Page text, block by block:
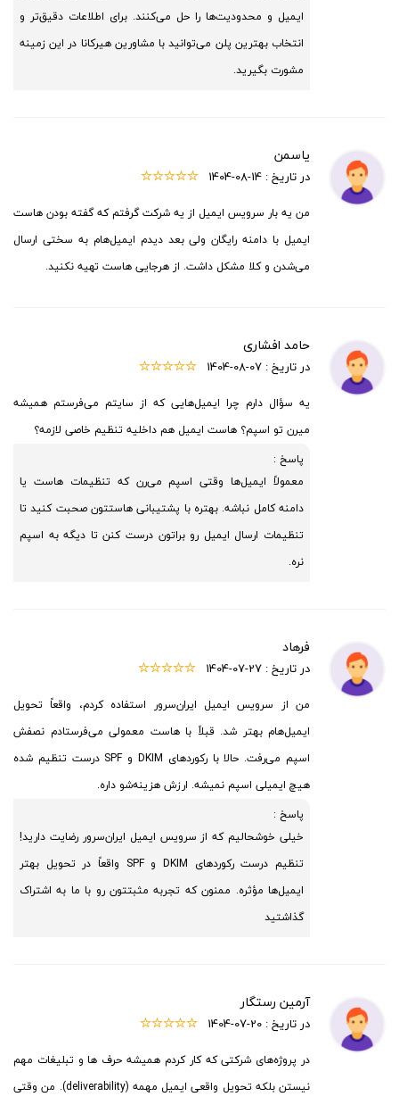
ایمیل و محدودیت‌ها را حل می‌کنند. برای اطلاعات دقیق‌تر و
انتخاب بهترین پلن می‌توانید با مشاورین هیرکانا در این زمینه
مشورت بگیرید.
یاسمن
در تاریخ : 1404-08-14
من یه بار سرویس ایمیل از یه شرکت گرفتم که گفته بودن هاست
ایمیل با دامنه رایگان ولی بعد دیدم ایمیل‌هام به سختی ارسال
می‌شدن و کلا مشکل داشت. از هرجایی هاست تهیه نکنید.
حامد افشاری
در تاریخ : 1404-08-07
یه سؤال دارم چرا ایمیل‌هایی که از سایتم می‌فرستم همیشه
میرن تو اسپم؟ هاست ایمیل هم داخلیه تنظیم خاصی لازمه؟
پاسخ :
معمولاً ایمیل‌ها وقتی اسپم می‌رن که تنظیمات هاست یا
دامنه کامل نباشه. بهتره با پشتیبانی هاستتون صحبت کنید تا
تنظیمات ارسال ایمیل رو براتون درست کنن تا دیگه به اسپم
نره.
فرهاد
در تاریخ : 1404-07-27
من از سرویس ایمیل ایران‌سرور استفاده کردم، واقعاً تحویل
ایمیل‌هام بهتر شد. قبلاً با هاست معمولی می‌فرستادم نصفش
اسپم می‌رفت. حالا با رکوردهای DKIM و SPF درست تنظیم شده
هیچ ایمیلی اسپم نمیشه. ارزش هزینه‌شو داره.
پاسخ :
خیلی خوشحالیم که از سرویس ایمیل ایران‌سرور رضایت دارید!
تنظیم درست رکوردهای DKIM و SPF واقعاً در تحویل بهتر
ایمیل‌ها مؤثره. ممنون که تجربه مثبتتون رو با ما به اشتراک
گذاشتید
آرمین رستگار
در تاریخ : 1404-07-20
در پروژه‌های شرکتی که کار کردم همیشه حرف ها و تبلیغات مهم
نیستن بلکه تحویل واقعی ایمیل مهمه (deliverability). من وقتی